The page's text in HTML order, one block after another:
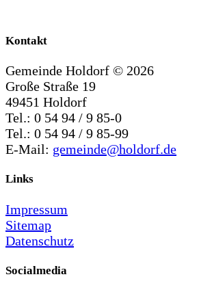
Kontakt
Gemeinde Holdorf © 2026
Große Straße 19
49451 Holdorf
Tel.: 0 54 94 / 9 85-0
Tel.: 0 54 94 / 9 85-99
E-Mail: gemeinde@holdorf.de
Links
Impressum
Sitemap
Datenschutz
Socialmedia